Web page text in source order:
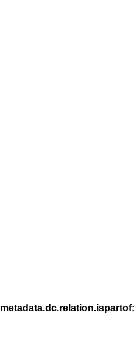
metadata.dc.relation.ispartof